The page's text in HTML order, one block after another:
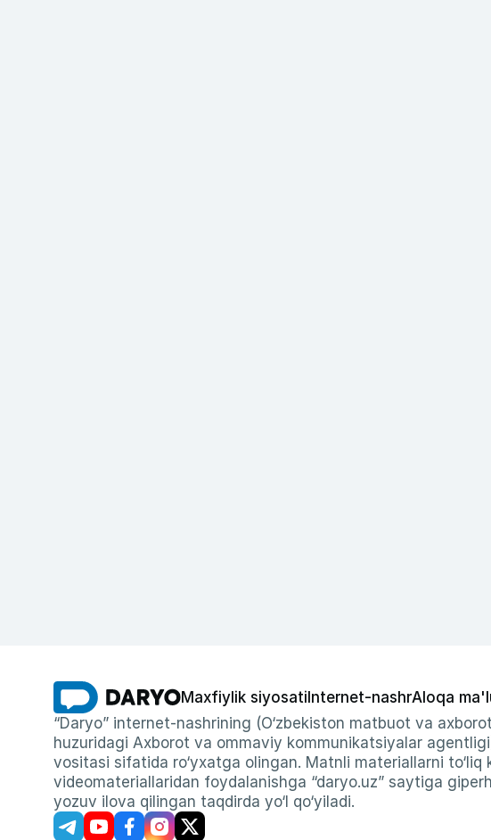
Maxfiylik siyosati Internet-nashrAloqa
“Daryo” internet-nashrining (O‘zbekiston matbuot va
huzuridagi Axborot va ommaviy kommunikatsiyalar
vositasi sifatida ro‘yxatga olingan. Matnli materiallarni
videomateriallaridan foydalanishga “daryo.uz” saytiga
yozuv ilova qilingan taqdirda yo‘l qo‘yiladi.